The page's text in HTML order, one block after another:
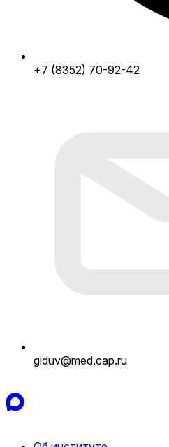
+7 (8352) 70-92-42
giduv@med.cap.ru